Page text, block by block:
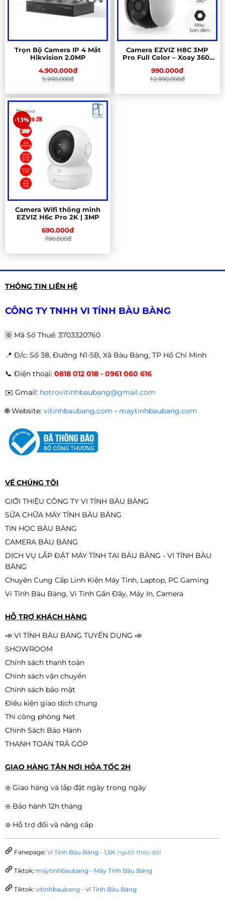
Trọn Bộ Camera IP 4 Mắt
Hikvision 2.0MP
4.900.000đ
5.990.000đ
Camera EZVIZ H8C 3MP
Pro Full Color – Xoay 360°
990.000đ
12.990.000đ
Camera Wifi thông minh
EZVIZ H6c Pro 2K | 3MP
690.000đ
790.000đ
-13%
THÔNG TIN LIÊN HỆ
CÔNG TY TNHH VI TÍNH BÀU BÀNG
🆔 Mã Số Thuế: 3703320760
📍 Đ/c: Số 38, Đường N1-5B, Xã Bàu Bàng, TP Hồ Chí Minh
📞 Điện thoại: 0818 012 018 - 0961 060 616
✉️ Gmail: hotrovitinhbaubang@gmail.com
🌐Website: vitinhbaubang.com - maytinhbaubang.com
VỀ CHÚNG TÔI
GIỚI THIỆU CÔNG TY VI TÍNH BÀU BÀNG
SỬA CHỮA MÁY TÍNH BÀU BÀNG
TIN HỌC BÀU BÀNG
CAMERA BÀU BÀNG
DỊCH VỤ LẮP ĐẶT MÁY TÍNH TẠI BÀU BÀNG - VI TÍNH BÀU
BÀNG
Chuyên Cung Cấp Linh Kiện Máy Tính, Laptop, PC Gaming
Vi Tính Bàu Bàng, Vi Tính Gần Đây, Máy In, Camera
HỖ TRỢ KHÁCH HÀNG
📣 VI TÍNH BÀU BÀNG TUYỂN DỤNG 📣
SHOWROOM
Chính sách thanh toán
Chính sách vận chuyển
Chính sách bảo mật
Điều kiện giao dịch chung
Thi công phòng Net
Chính Sách Bảo Hành
THANH TOÁN TRẢ GÓP
GIAO HÀNG TẬN NƠI HỎA TỐC 2H
❇️ Giao hàng và lắp đặt ngày trong ngày
❇️ Bảo hành 12h tháng
❇️ Hỗ trợ đổi và nâng cấp
Fanepage: Vi Tính Bàu Bàng - 1,5K người theo dõi
Tiktok: maytinhbaubang - Máy Tính Bàu Bàng
Tiktok: vitinhbaubang - Vi Tính Bàu Bàng